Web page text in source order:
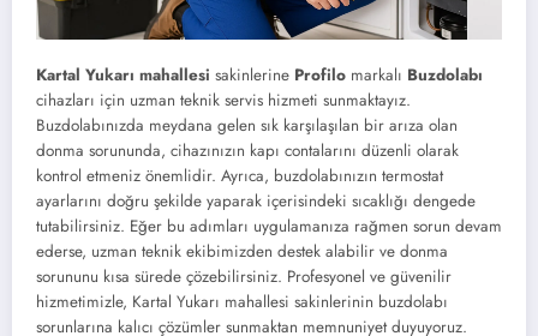
Kartal Yukarı mahallesi sakinlerine Profilo markalı Buzdolabı
cihazları için uzman teknik servis hizmeti sunmaktayız.
Buzdolabınızda meydana gelen sık karşılaşılan bir arıza olan
donma sorununda, cihazınızın kapı contalarını düzenli olarak
kontrol etmeniz önemlidir. Ayrıca, buzdolabınızın termostat
ayarlarını doğru şekilde yaparak içerisindeki sıcaklığı dengede
tutabilirsiniz. Eğer bu adımları uygulamanıza rağmen sorun devam
ederse, uzman teknik ekibimizden destek alabilir ve donma
sorununu kısa sürede çözebilirsiniz. Profesyonel ve güvenilir
hizmetimizle, Kartal Yukarı mahallesi sakinlerinin buzdolabı
sorunlarına kalıcı çözümler sunmaktan memnuniyet duyuyoruz.